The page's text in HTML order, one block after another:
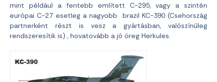
mint például a fentebb említett C-295, vagy a szintén
európai C-27 esetleg a nagyobb brazil KC-390 (Csehország
partnerként részt is vesz a gyártásban, valószínűleg
rendszeresítik is) , hovatovább a jó öreg Herkules.